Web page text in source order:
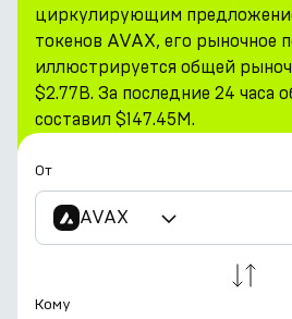
циркулирующим
токенов AVAX, его рыночное
иллюстрируется общей
$2.77B. За последние 24 часа
составил $147.45M.
От
AVAX
Кому